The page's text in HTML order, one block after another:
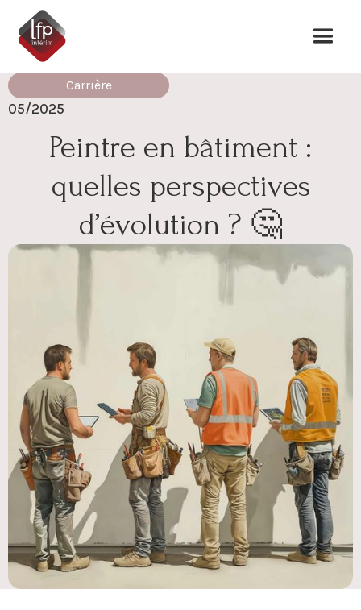
Carrière
05/2025
Peintre en bâtiment :
quelles perspectives
d’évolution ? 🤔